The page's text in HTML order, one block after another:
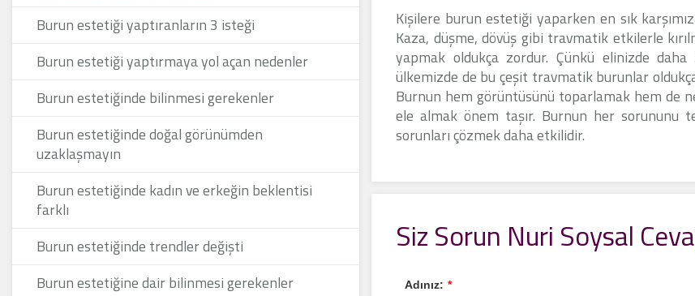
Kişilere burun estetiği yaparken en sık
Kaza, düşme, dövüş gibi travmatik etkilerle
yapmak oldukça zordur. Çünkü elinizde
ülkemizde de bu çeşit travmatik burunlar
Burnun hem görüntüsünü toparlamak hem de
ele almak önem taşır. Burnun her sorununu
sorunları çözmek daha etkilidir.
Siz Sorun Nuri Soysal
Adınız: *
Burun estetiği yaptıranların 3 isteği
Burun estetiği yaptırmaya yol açan nedenler
Burun estetiğinde bilinmesi gerekenler
Burun estetiğinde doğal görünümden
uzaklaşmayın
Burun estetiğinde kadın ve erkeğin beklentisi
farklı
Burun estetiğinde trendler değişti
Burun estetiğine dair bilinmesi gerekenler